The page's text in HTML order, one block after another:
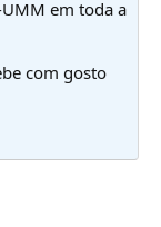
em toda a
com gosto